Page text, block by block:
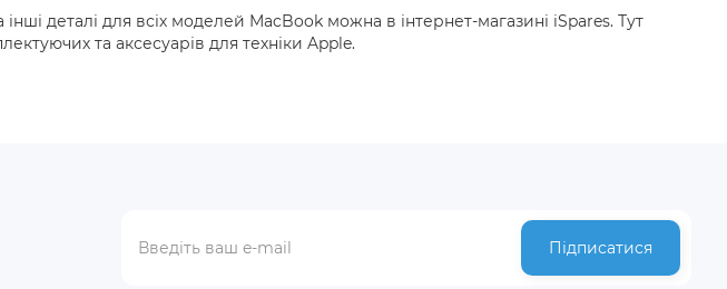
деталі для всіх моделей MacBook можна в інтернет-магазині iSpares. Тут
та аксесуарів для техніки Apple.
Підписатися